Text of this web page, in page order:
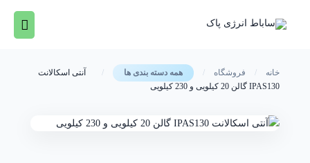
خانه / فروشگاه / همه دسته بندی ها /
آنتی اسکالانت
IPAS130 گالن 20 کیلویی و 230 کیلویی